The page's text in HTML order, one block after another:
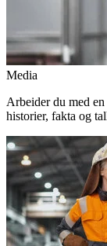
Media
Arbeider du med
historier, fakta og